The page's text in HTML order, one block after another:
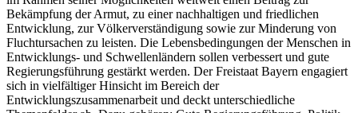
Bekämpfung der Armut, zu einer nachhaltigen und friedlichen
Entwicklung, zur Völkerverständigung sowie zur Minderung von
Fluchtursachen zu leisten. Die Lebensbedingungen der Menschen in
Entwicklungs- und Schwellenländern sollen verbessert und gute
Regierungsführung gestärkt werden. Der Freistaat Bayern engagiert
sich in vielfältiger Hinsicht im Bereich der
Entwicklungszusammenarbeit und deckt unterschiedliche